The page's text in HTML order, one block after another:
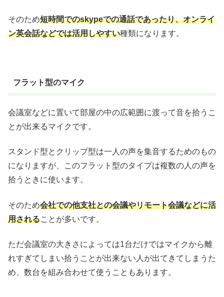
そのため短時間でのskypeでの通話であったり、オンライ
ン英会話などでは活用しやすい種類になります。
フラット型のマイク
会議室などに置いて部屋の中の広範囲に渡って音を拾うこ
とが出来るマイクです。
スタンド型とクリップ型は一人の声を集音するためのもの
になりますが、このフラット型のタイプは複数の人の声を
拾うときに使います。
そのため会社での他支社との会議やリモート会議などに活
用されることが多いです。
ただ会議室の大きさによっては1台だけではマイクから離
れすぎてしまい拾うことが出来ない人が出てきてしまうた
め、数台を組み合わせて使うこともあります。